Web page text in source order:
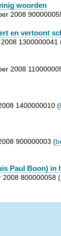
woorden
2008
en vertoont
1300000041
2008
1400000010 (
900000003 (
Paul Boon) in
2008 800000058 (